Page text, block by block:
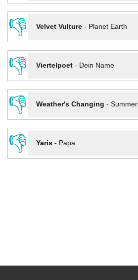
👎
Velvet Vulture- Planet Earth
👎
Viertelpoet- Dein Name
👎
Weather's Changing - Summer
👎
Yaris- Papa